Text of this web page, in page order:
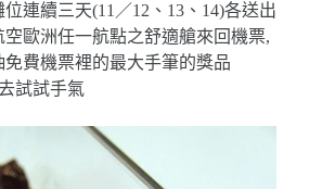
連續三天(11／12、13、14)各送出
歐洲任一航點之舒適艙來回機票,
免費機票裡的最大手筆的獎品
試試手氣